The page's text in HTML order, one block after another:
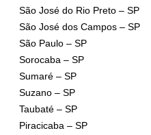
São José do Rio Preto – SP
São José dos Campos – SP
São Paulo – SP
Sorocaba – SP
Sumaré – SP
Suzano – SP
Taubaté – SP
Piracicaba – SP